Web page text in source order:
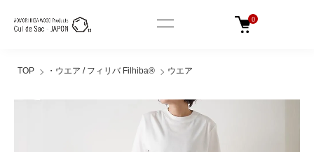
0
TOP ・ウエア / フィリバ Filhiba®︎ ウエア